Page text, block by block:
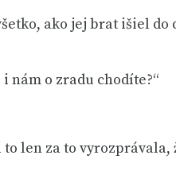
ako jej brat išiel
nám o zradu chodíte?“
len za to